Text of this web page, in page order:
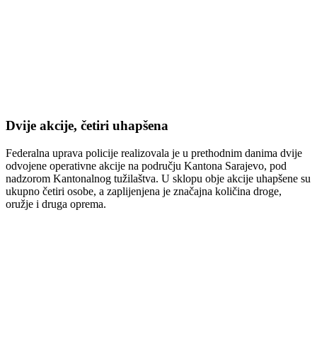
Dvije akcije, četiri uhapšena
Federalna uprava policije realizovala je u prethodnim danima dvije
odvojene operativne akcije na području Kantona Sarajevo, pod
nadzorom Kantonalnog tužilaštva. U sklopu obje akcije uhapšene su
ukupno četiri osobe, a zaplijenjena je značajna količina droge,
oružje i druga oprema.